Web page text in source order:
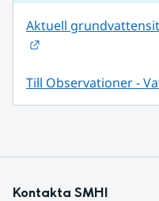
Aktuell
Till Observationer -
Kontakta SMHI